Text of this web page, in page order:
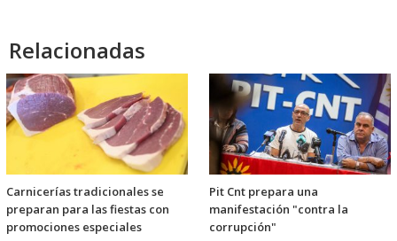
Relacionadas
Carnicerías tradicionales se
preparan para las fiestas con
promociones especiales
Pit Cnt prepara una
manifestación "contra la
corrupción"